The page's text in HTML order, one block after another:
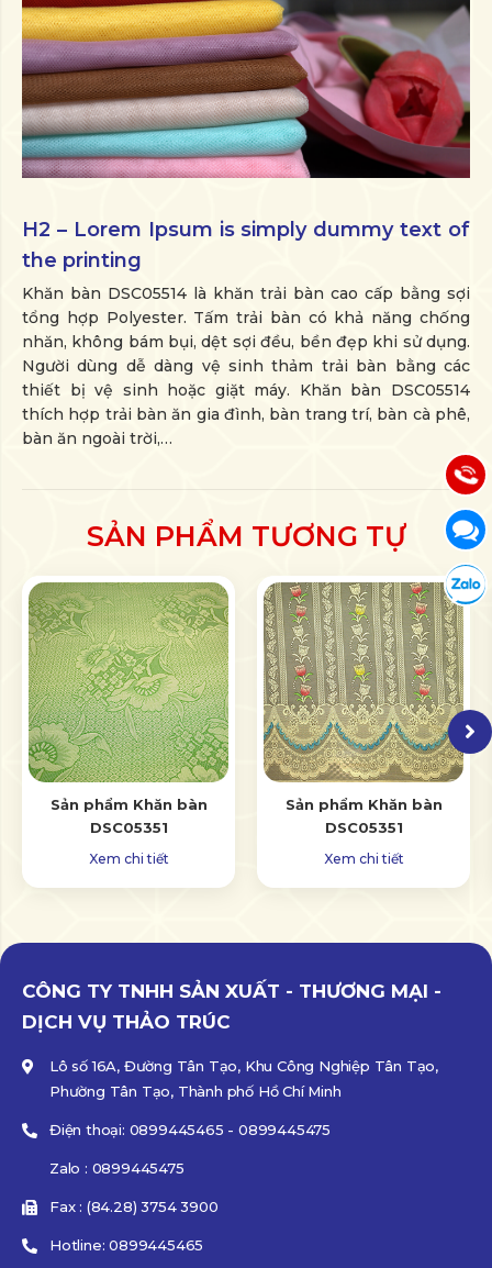
H2 – Lorem Ipsum is simply dummy text of
the printing
Khăn bàn DSC05514 là khăn trải bàn cao cấp bằng sợi
tổng hợp Polyester. Tấm trải bàn có khả năng chống
nhăn, không bám bụi, dệt sợi đều, bền đẹp khi sử dụng.
Người dùng dễ dàng vệ sinh thảm trải bàn bằng các
thiết bị vệ sinh hoặc giặt máy. Khăn bàn DSC05514
thích hợp trải bàn ăn gia đình, bàn trang trí, bàn cà phê,
bàn ăn ngoài trời,…
SẢN PHẨM TƯƠNG TỰ
Sản phẩm Khăn bàn
DSC05351
Xem chi tiết
Sản phẩm Khăn bàn
DSC05351
Xem chi tiết
CÔNG TY TNHH SẢN XUẤT - THƯƠNG MẠI -
DỊCH VỤ THẢO TRÚC
Lô số 16A, Đường Tân Tạo, Khu Công Nghiệp Tân Tạo,
Phường Tân Tạo, Thành phố Hồ Chí Minh
Điện thoại: 0899445465 - 0899445475
Zalo : 0899445475
Fax : (84.28) 3754 3900
Hotline: 0899445465
Gọi
Báo giá & Đặt hàng:
089 944 5465
Hướng dẫn & Hỗ trợ:
089 944 5475
Chát
Chat Messenger 1
Chát
Tư vấn